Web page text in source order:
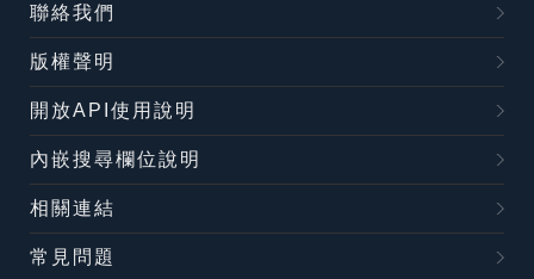
聯絡我們
版權聲明
開放API使用說明
內嵌搜尋欄位說明
相關連結
常見問題